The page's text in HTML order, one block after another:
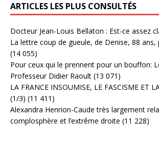
ARTICLES LES PLUS CONSULTÉS
Docteur Jean-Louis Bellaton : Est-ce assez
La lettre coup de gueule, de Denise, 88 ans,
(14 055)
Pour ceux qui le prennent pour un bouffon:
Professeur Didier Raoult (13 071)
LA FRANCE INSOUMISE, LE FASCISME ET
(1/3) (11 411)
Alexandra Henrion-Caude très largement
complosphère et l’extrême droite (11 228)